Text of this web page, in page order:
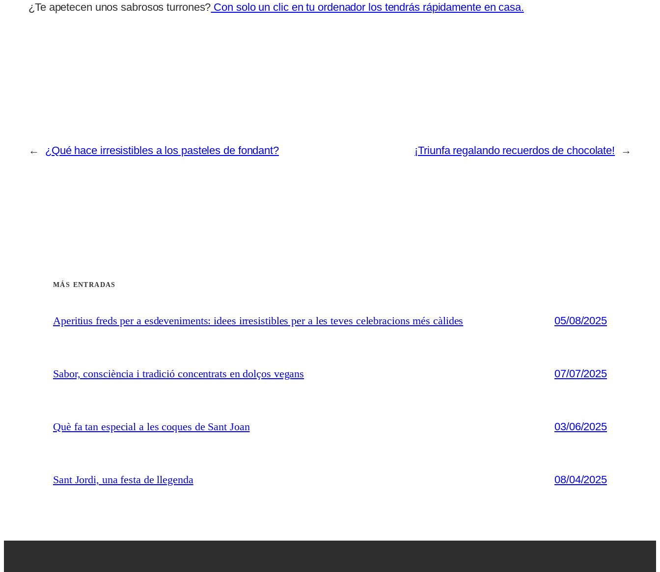
¿Te apetecen unos sabrosos turrones? Con solo un clic en tu ordenador los tendrás rápidamente en casa.
← ¿Qué hace irresistibles a los pasteles de fondant? ¡Triunfa regalando recuerdos de chocolate! →
MÁS ENTRADAS
Aperitius freds per a esdeveniments: idees irresistibles per a les teves celebracions més càlides 05/08/2025
Sabor, consciència i tradició concentrats en dolços vegans 07/07/2025
Què fa tan especial a les coques de Sant Joan 03/06/2025
Sant Jordi, una festa de llegenda 08/04/2025